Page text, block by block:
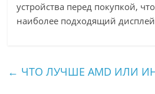
устройства перед покупкой,
наиболее подходящий дисплей
← ЧТО ЛУЧШЕ AMD ИЛИ